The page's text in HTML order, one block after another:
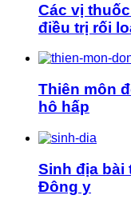
Các vị
điều trị rối
Thiên môn
hô hấp
Sinh địa bài
Đông y